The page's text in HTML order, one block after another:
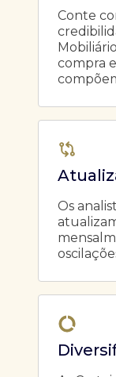
Conte
compra
Os